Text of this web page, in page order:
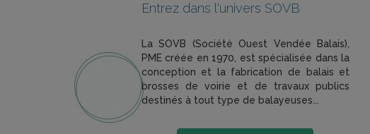
Entrez dans l'univers SOVB
La SOVB (Société Ouest Vendée Balais),
PME créée en 1970, est spécialisée dans la
conception et la fabrication de balais et
brosses de voirie et de travaux publics
destinés à tout type de balayeuses...